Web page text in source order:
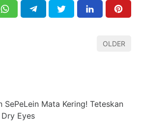
OLDER
SePeLein Mata Kering! Teteskan
Dry Eyes